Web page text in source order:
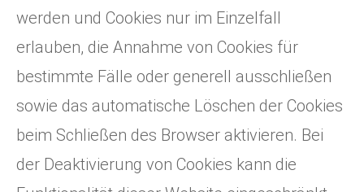
werden und Cookies nur im Einzelfall
erlauben, die Annahme von Cookies für
bestimmte Fälle oder generell ausschließen
sowie das automatische Löschen der Cookies
beim Schließen des Browser aktivieren. Bei
der Deaktivierung von Cookies kann die